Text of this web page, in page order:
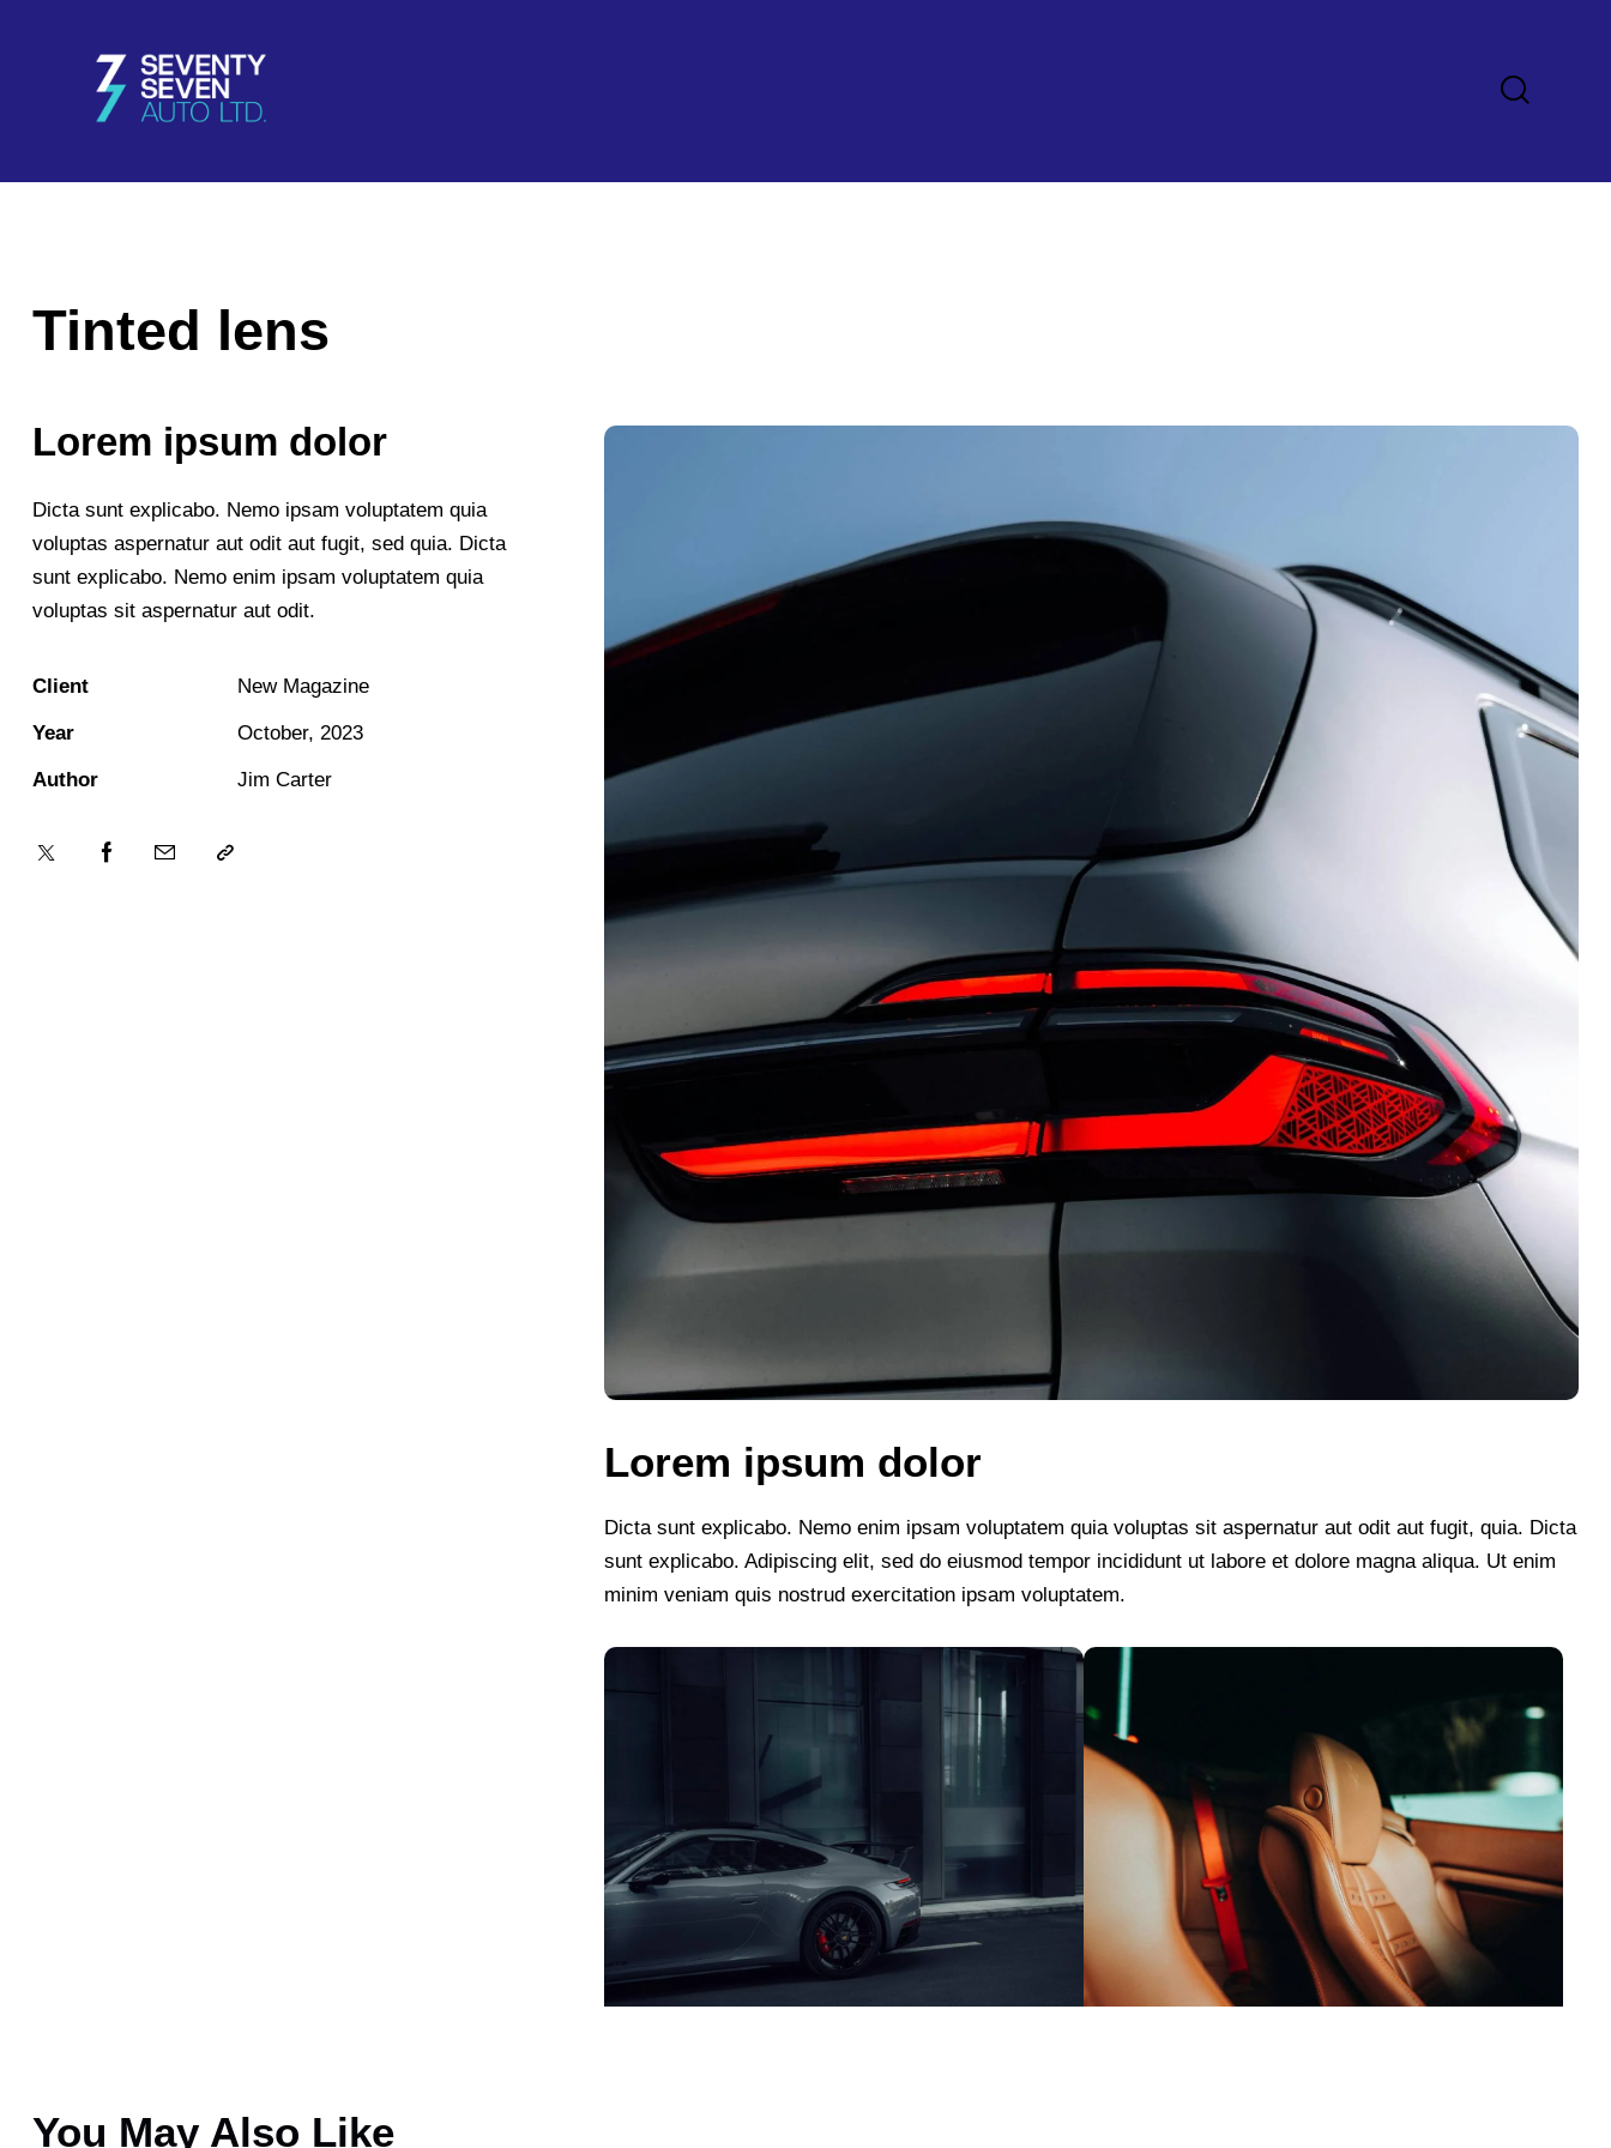
Tinted lens
Lorem ipsum dolor
Dicta sunt explicabo. Nemo ipsam voluptatem quia
voluptas aspernatur aut odit aut fugit, sed quia. Dicta
sunt explicabo. Nemo enim ipsam voluptatem quia
voluptas sit aspernatur aut odit.
Client New Magazine
Year October, 2023
Author Jim Carter
Lorem ipsum dolor
Dicta sunt explicabo. Nemo enim ipsam voluptatem quia voluptas sit aspernatur aut odit aut fugit, quia. Dicta
sunt explicabo. Adipiscing elit, sed do eiusmod tempor incididunt ut labore et dolore magna aliqua. Ut enim
minim veniam quis nostrud exercitation ipsam voluptatem.
You May Also Like